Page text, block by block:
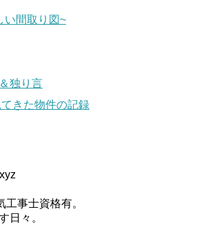
い間取り図~
独り言
きた物件の記録
事士資格有。
日々。